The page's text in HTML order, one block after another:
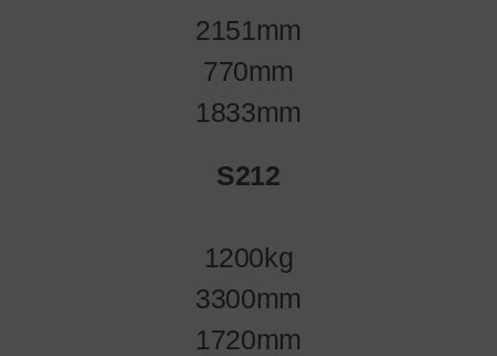
2151mm
770mm
1833mm
S212
1200kg
3300mm
1720mm